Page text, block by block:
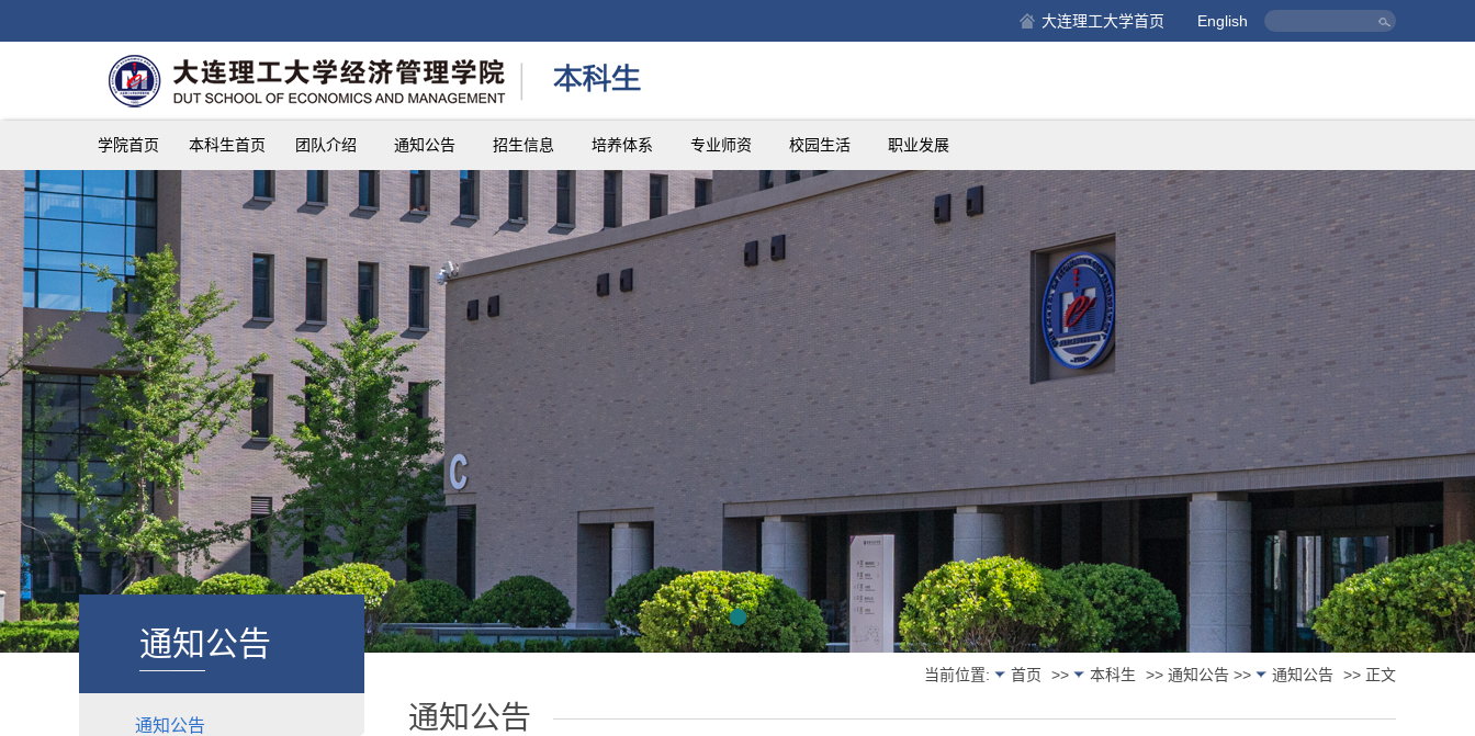
大连理工大学首页 English
学院首页 本科生首页 团队介绍 通知公告 招生信息 培养体系 专业师资 校园生活 职业发展
通知公告
通知公告
当前位置: 首页 >> 本科生 >> 通知公告 >> 通知公告 >> 正文
通知公告